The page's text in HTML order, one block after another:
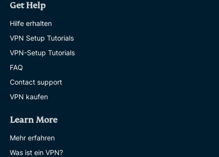
Get Help
Hilfe erhalten
VPN Setup Tutorials
VPN-Setup Tutorials
FAQ
Contact support
VPN kaufen
Learn More
Mehr erfahren
Was ist ein VPN?